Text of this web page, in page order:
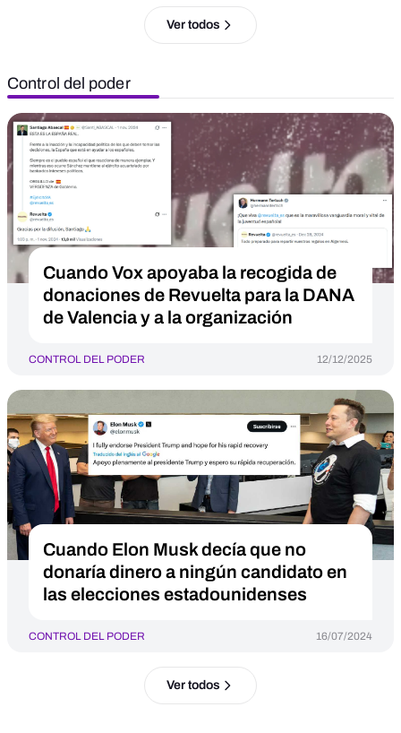
Ver todos
Control del poder
Cuando Vox apoyaba la recogida de
donaciones de Revuelta para la DANA
de Valencia y a la organización
CONTROL DEL PODER 12/12/2025
Cuando Elon Musk decía que no
donaría dinero a ningún candidato en
las elecciones estadounidenses
CONTROL DEL PODER 16/07/2024
Ver todos